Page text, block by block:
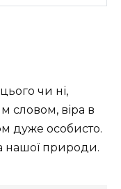
чи ні,
словом, віра в
дуже особисто.
нашої природи.